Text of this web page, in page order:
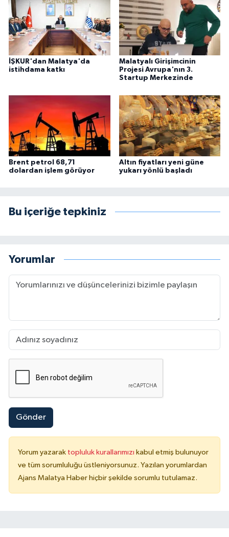
İŞKUR'dan Malatya'da
istihdama katkı
Malatyalı Girişimcinin
Projesi Avrupa'nın 3.
Startup Merkezinde
Brent petrol 68,71
dolardan işlem görüyor
Altın fiyatları yeni güne
yukarı yönlü başladı
Bu içeriğe tepkiniz
Yorumlar
Gönder
Yorum yazarak topluluk kurallarımızı kabul etmiş bulunuyor
ve tüm sorumluluğu üstleniyorsunuz. Yazılan yorumlardan
Ajans Malatya Haber hiçbir şekilde sorumlu tutulamaz.